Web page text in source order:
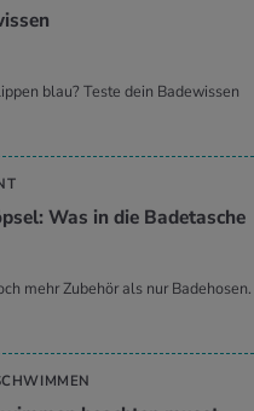
blau? Teste dein Badewissen
Was in die Ba­de­ta­sche
mehr Zubehör als nur Badehosen.